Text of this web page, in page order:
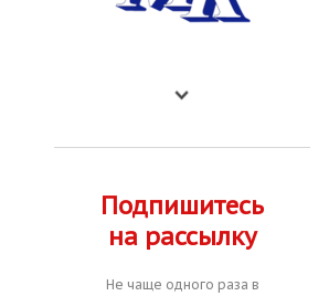
Подпишитесь
на рассылку
Не чаще одного раза в